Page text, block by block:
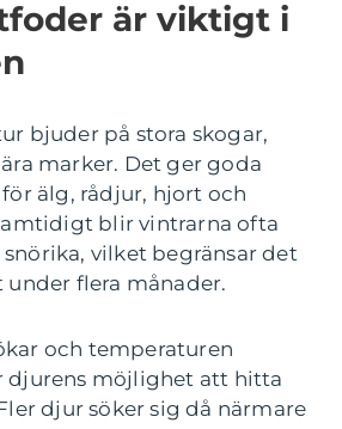
är viktigt i
bjuder på stora skogar,
marker. Det ger goda
älg, rådjur, hjort och
blir vintrarna ofta
vilket begränsar det
flera månader.
och temperaturen
djurens möjlighet att hitta
djur söker sig då närmare